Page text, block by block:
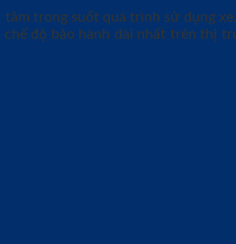
trong suốt quá trình sử dụng
độ bảo hành dài nhất trên thị